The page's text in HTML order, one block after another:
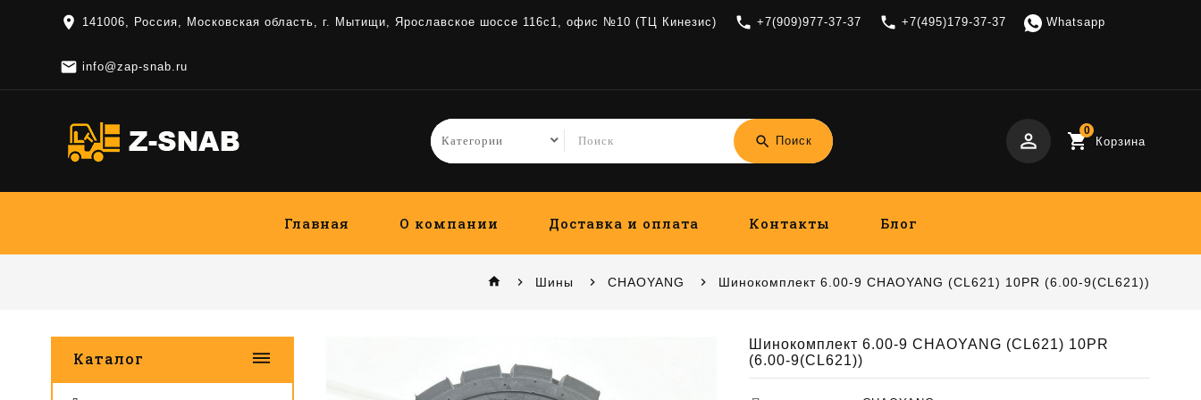
location_on 141006, Россия, Московская область, г. Мытищи, Ярославское шоссе 116с1, офис №10 (ТЦ Кинезис) local_phone +7(909)977-37-37 local_phone +7(495)179-37-37 Whatsapp
 info@zap-snab.ru
search Поиск perm_identity shopping_cart0
Корзина
Главная О компании Доставка и оплата Контакты Блог
home Шины CHAOYANG Шинокомплект 6.00-9 CHAOYANG (CL621) 10PR (6.00-9(CL621))
Каталог dehaze
Шинокомплект 6.00-9 CHAOYANG (CL621) 10PR
(6.00-9(CL621))